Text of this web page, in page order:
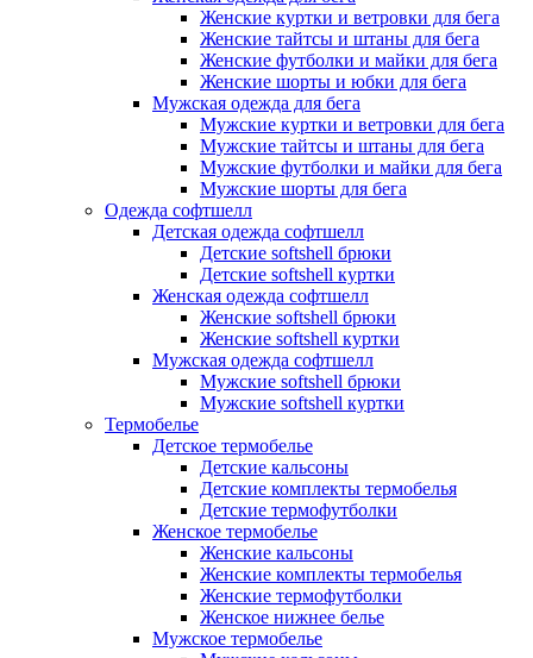
Женские куртки и ветровки для бега
Женские тайтсы и штаны для бега
Женские футболки и майки для бега
Женские шорты и юбки для бега
Мужская одежда для бега
Мужские куртки и ветровки для бега
Мужские тайтсы и штаны для бега
Мужские футболки и майки для бега
Мужские шорты для бега
Одежда софтшелл
Детская одежда софтшелл
Детские softshell брюки
Детские softshell куртки
Женская одежда софтшелл
Женские softshell брюки
Женские softshell куртки
Мужская одежда софтшелл
Мужские softshell брюки
Мужские softshell куртки
Термобелье
Детское термобелье
Детские кальсоны
Детские комплекты термобелья
Детские термофутболки
Женское термобелье
Женские кальсоны
Женские комплекты термобелья
Женские термофутболки
Женское нижнее белье
Мужское термобелье